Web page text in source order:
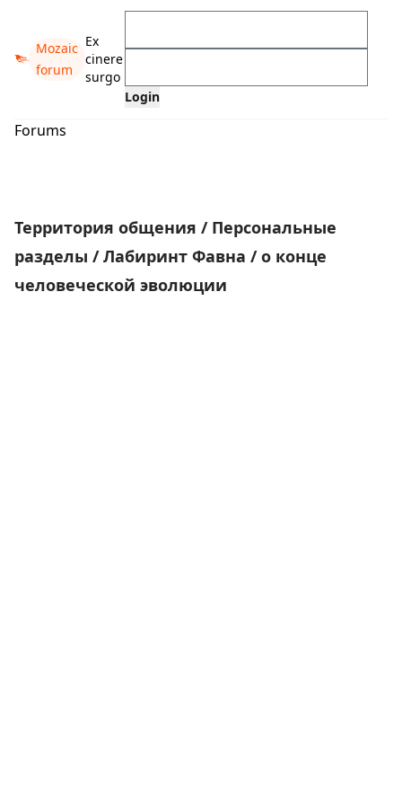
Mozaic
forum
Ex
cinere
surgo
Forums
Территория общения / Персональные
разделы /Лабиринт Фавна /о конце
человеческой эволюции